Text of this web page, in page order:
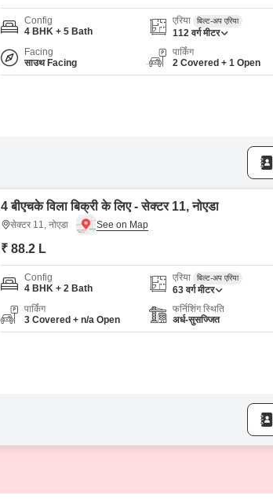
Config
4 BHK + 5 Bath
एरिया बिल्ट-अप एरिया
112 वर्ग मीटर
Facing
साउथ Facing
पार्किंग
2 Covered + 1 Open
4 बीएचके विला बिक्री के लिए - सेक्टर 11, नोएडा
सेक्टर 11, नोएडा
₹ 88.2 L
Config
4 BHK + 2 Bath
एरिया बिल्ट-अप एरिया
63 वर्ग मीटर
पार्किंग
3 Covered + n/a Open
फर्निशिंग स्थिति
अर्ध-सुसज्जित